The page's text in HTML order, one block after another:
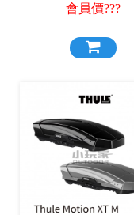
會員價???